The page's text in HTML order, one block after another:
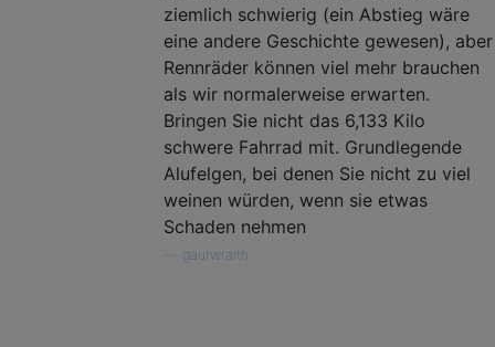
ziemlich schwierig (ein Abstieg wäre
eine andere Geschichte gewesen), aber
Rennräder können viel mehr brauchen
als wir normalerweise erwarten.
Bringen Sie nicht das 6,133 Kilo
schwere Fahrrad mit. Grundlegende
Alufelgen, bei denen Sie nicht zu viel
weinen würden, wenn sie etwas
Schaden nehmen
gaurwraith